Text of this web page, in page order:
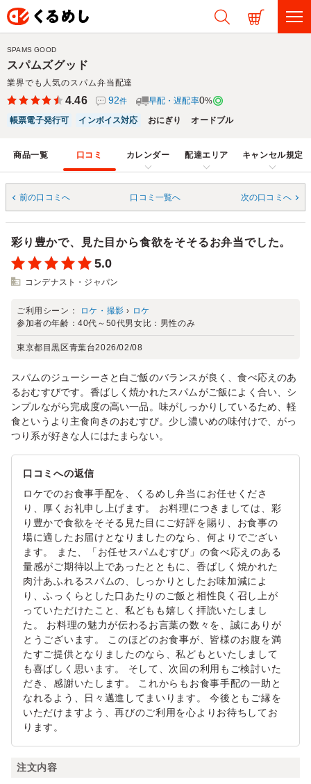
スパムズグッド
業界でも人気のスパム弁当配達
SPAMS GOOD
4.46 92件 早配・遅配率0%
帳票電子発行可
インボイス対応 おにぎり オードブル
商品一覧 口コミ カレンダー 配達エリア キャンセル規定
前の口コミへ 口コミ一覧へ 次の口コミへ
彩り豊かで、見た目から食欲をそそるお弁当でした。
5.0
コンデナスト・ジャパン
ご利用シーン： ロケ・撮影 › ロケ
参加者の年齢：40代～50代男女比： 男性のみ
東京都目黒区青葉台2026/02/08
スパムのジューシーさと白ご飯のバランスが良く、食べ応えのあ
るおむすびです。香ばしく焼かれたスパムがご飯によく合い、シ
ンプルながら完成度の高い一品。味がしっかりしているため、軽
食というより主食向きのおむすび。少し濃いめの味付けで、がっ
つり系が好きな人にはたまらない。
口コミへの返信
ロケでのお食事手配を、くるめし弁当にお任せくださ
り、厚くお礼申し上げます。 お料理につきましては、彩
り豊かで食欲をそそる見た目にご好評を賜り、お食事の
場に適したお届けとなりましたのなら、何よりでござい
ます。 また、「お任せスパムむすび」の食べ応えのある
量感がご期待以上であったとともに、香ばしく焼かれた
肉汁あふれるスパムの、しっかりとしたお味加減によ
り、ふっくらとした口あたりのご飯と相性良く召し上が
っていただけたこと、私どもも嬉しく拝読いたしまし
た。 お料理の魅力が伝わるお言葉の数々を、誠にありが
とうございます。 このほどのお食事が、皆様のお腹を満
たすご提供となりましたのなら、私どもといたしまして
も喜ばしく思います。 そして、次回の利用もご検討いた
だき、感謝いたします。 これからもお食事手配の一助と
なれるよう、日々邁進してまいります。 今後ともご縁を
いただけますよう、再びのご利用を心よりお待ちしてお
ります。
注文内容